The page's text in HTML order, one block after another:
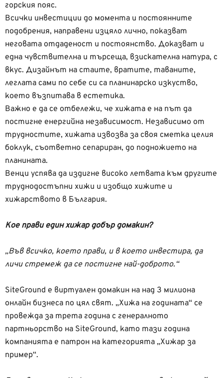
горския пояс.
Всички инвестиции до момента и постоянните
подобрения, направени изцяло лично, показват
неговата отдаденост и постоянство. Доказват и
една чувствителна и търсеща, взискателна натура, с
вкус. Дизайнът на стаите, вратите, таваните,
леглата сами по себе си са планинарско изкуство,
което възпитава в естетика.
Важно е да се отбележи, че хижата е на път да
постигне енергийна независимост. Независимо от
трудностите, хижата извозва за своя сметка целия
боклук, съответно сепариран, до подножието на
планината.
Венци успява да издигне високо летвата към другите
труднодостъпни хижи и изобщо хижите и
хижарството в България.
Кое прави един хижар добър домакин?
„Във всичко, което прави, и в което инвестира, да
личи стремеж да се постигне най-доброто.“
SiteGround e виртуален домакин на над 3 милиона
онлайн бизнеса по цял свят. „Хижа на годината“ се
провежда за трета година с генералното
партньорство на SiteGround, като тази година
компанията е патрон на категорията „Хижар за
пример“.